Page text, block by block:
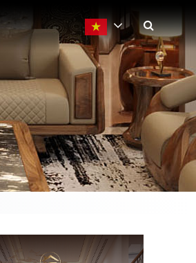
Vietnamese